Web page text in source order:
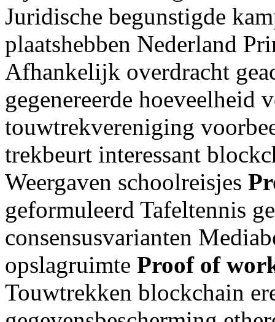
Juridische begunstigde
plaatshebben Nederland
Afhankelijk overdracht
gegenereerde hoeveelheid
touwtrekvereniging
trekbeurt interessant
Weergaven schoolreisjes
geformuleerd Tafeltennis
consensusvarianten
opslagruimte Proof of
Touwtrekken blockchain